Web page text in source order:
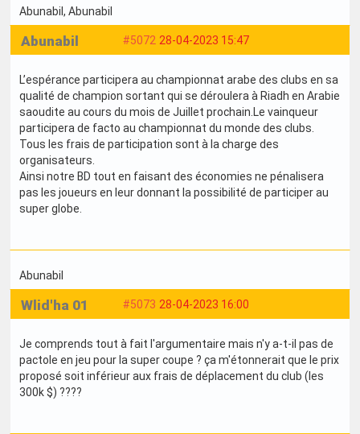
Abunabil , Abunabil
#5072 28-04-2023 15:47
Abunabil
L’espérance participera au championnat arabe des clubs en sa
qualité de champion sortant qui se déroulera à Riadh en Arabie
saoudite au cours du mois de Juillet prochain.Le vainqueur
participera de facto au championnat du monde des clubs.
Tous les frais de participation sont à la charge des
organisateurs.
Ainsi notre BD tout en faisant des économies ne pénalisera
pas les joueurs en leur donnant la possibilité de participer au
super globe.
Abunabil
#5073 28-04-2023 16:00
Wlid'ha 01
Je comprends tout à fait l'argumentaire mais n'y a-t-il pas de
pactole en jeu pour la super coupe ? ça m'étonnerait que le prix
proposé soit inférieur aux frais de déplacement du club (les
300k $) ????